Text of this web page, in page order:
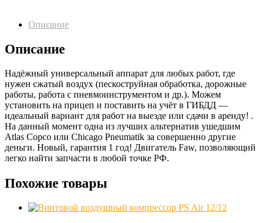
Описание
Описание
Надёжный универсальный аппарат для любых работ, где
нужен сжатый воздух (пескоструйная обработка, дорожные
работы, работа с пневмоинструментом и др.). Можем
установить на прицеп и поставить на учёт в ГИБДД —
идеальный вариант для работ на выезде или сдачи в аренду! .
На данный момент одна из лучших альтернатив ушедшим
Atlas Copco или Chicago Pneumatik за совершенно другие
деньги. Новый, гарантия 1 год! Двигатель Faw, позволяющий
легко найти запчасти в любой точке РФ.
Похожие товары